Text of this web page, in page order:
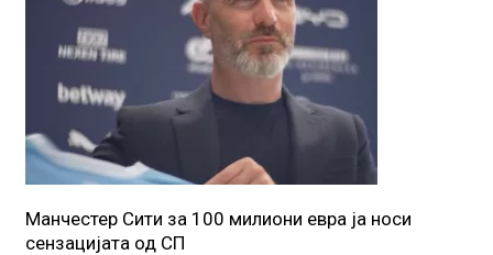
Манчестер Сити за 100 милиони евра ја носи
сензацијата од СП